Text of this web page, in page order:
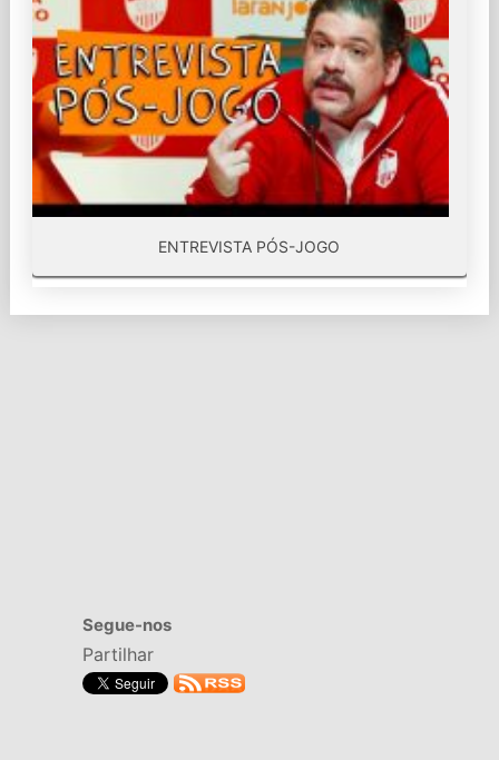
ENTREVISTA PÓS-JOGO
Segue-nos
Partilhar